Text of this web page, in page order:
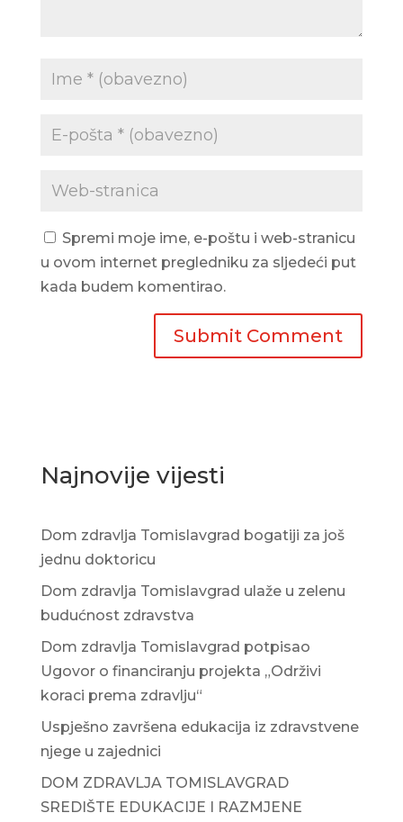
Spremi moje ime, e-poštu i web-stranicu
u ovom internet pregledniku za sljedeći put
kada budem komentirao.
Najnovije vijesti
Dom zdravlja Tomislavgrad bogatiji za još
jednu doktoricu
Dom zdravlja Tomislavgrad ulaže u zelenu
budućnost zdravstva
Dom zdravlja Tomislavgrad potpisao
Ugovor o financiranju projekta „Održivi
koraci prema zdravlju“
Uspješno završena edukacija iz zdravstvene
njege u zajednici
DOM ZDRAVLJA TOMISLAVGRAD
SREDIŠTE EDUKACIJE I RAZMJENE